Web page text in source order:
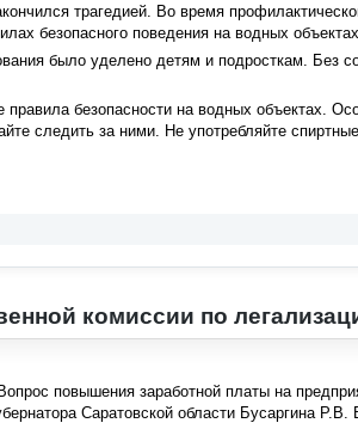
трагедией. Во время
безопасного поведения на водных
было уделено детям и подросткам. Без
безопасности на водных объектах.
следить за ними. Не употребляйте
комиссии по
повышения заработной платы на
Саратовской области Бусаргина